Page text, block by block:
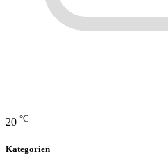
20 °C
Kategorien